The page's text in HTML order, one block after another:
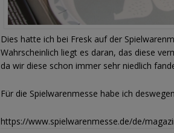
Dies hatte ich bei Fresk auf der
Wahrscheinlich liegt es daran, das diese
da wir diese schon immer sehr niedlich
Für die Spielwarenmesse habe ich
https://www.spielwarenmesse.de/de/